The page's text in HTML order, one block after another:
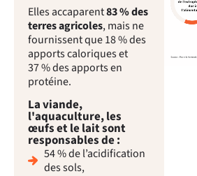
Elles accaparent83 % des
terres agricoles, mais ne
fournissent que 18 % des
apports caloriques et
37 % des apports en
protéine.
La viande,
l'aquaculture, les
œufs et le lait sont
responsables de :
54 % de l’acidification
des sols,